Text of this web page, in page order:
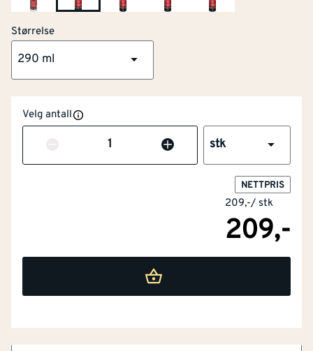
Størrelse
290 ml
Velg antall
Antall stk
NETTPRIS
209,-/ stk
209,-
Artikkelnummer 101313447
A20 Declaration Soudal.pdf